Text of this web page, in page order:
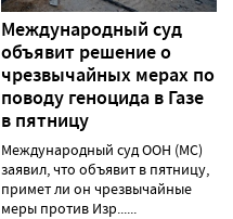
Международный суд
объявит решение о
чрезвычайных мерах по
поводу геноцида в Газе
в пятницу
Международный суд ООН (МС)
заявил, что объявит в пятницу,
примет ли он чрезвычайные
меры против Изр......